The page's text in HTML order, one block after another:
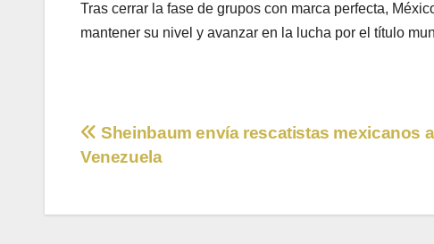
Tras cerrar la fase de grupos con marca perfecta,
mantener su nivel y avanzar en la lucha por el título
Navegación
entradas
Sheinbaum envía rescatistas mexicanos a
Venezuela